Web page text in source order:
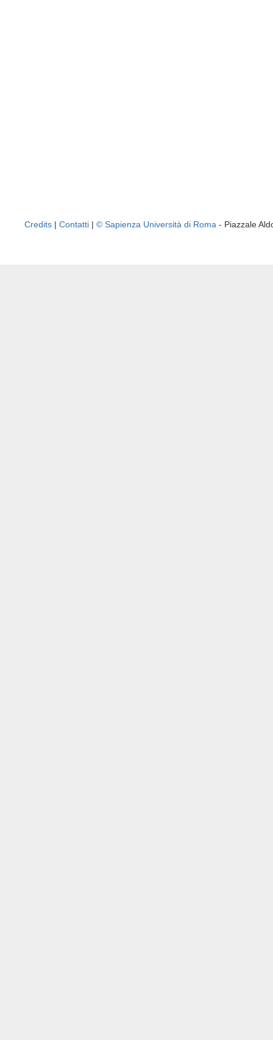
Credits | Contatti | © Sapienza Università di Roma - Piazzale